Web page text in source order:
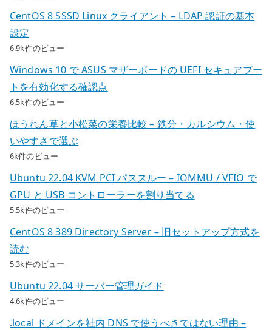
CentOS 8 SSSD Linux クライアント – LDAP 認証の基本
設定
6.9k件のビュー
Windows 10 で ASUS マザーボードの UEFI セキュアブー
トを有効化する確認点
6.5k件のビュー
ほうれん草と小松菜の栄養比較 – 鉄分・カルシウム・使
いやすさで選ぶ
6k件のビュー
Ubuntu 22.04 KVM PCI パススルー – IOMMU / VFIO で
GPU と USB コントローラーを割り当てる
5.5k件のビュー
CentOS 8 389 Directory Server – 旧セットアップ方式を
読む
5.3k件のビュー
Ubuntu 22.04 サーバー管理ガイド
4.6k件のビュー
.local ドメインを社内 DNS で使うべきではない理由 –